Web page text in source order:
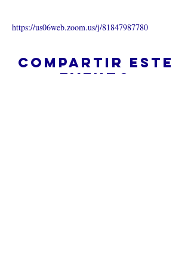
https://us06web.zoom.us/j/81847987780
Compartir este
evento